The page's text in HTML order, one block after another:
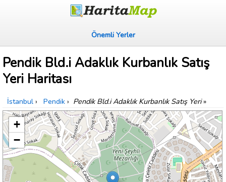
Önemli Yerler
Pendik Bld.i Adaklık Kurbanlık Satış
Yeri Haritası
İstanbul › Pendik › Pendik Bld.i Adaklık Kurbanlık Satış Yeri»
+
−